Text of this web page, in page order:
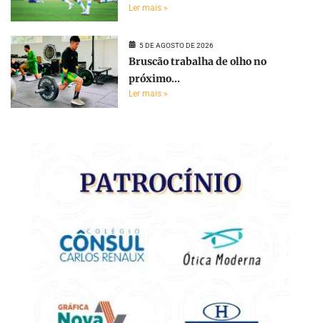
Ler mais »
5 DE AGOSTO DE 2026
Bruscão trabalha de olho no
próximo...
Ler mais »